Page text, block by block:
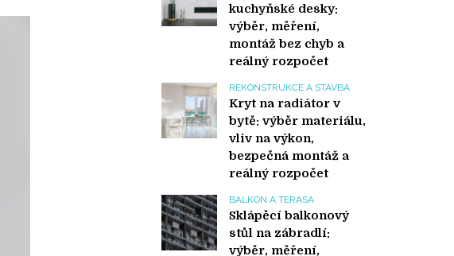
kuchyňské desky:
výběr, měření,
montáž bez chyb a
reálný rozpočet
REKONSTRUKCE A STAVBA
Kryt na radiátor v
bytě: výběr materiálu,
vliv na výkon,
bezpečná montáž a
reálný rozpočet
BALKON A TERASA
Sklápěcí balkonový
stůl na zábradlí:
výběr, měření,